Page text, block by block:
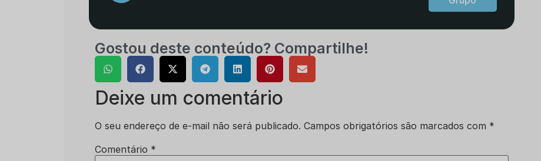
Gostou deste conteúdo? Compartilhe!
Deixe um comentário
O seu endereço de e-mail não será publicado. Campos obrigatórios são marcados com *
Comentário *